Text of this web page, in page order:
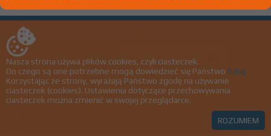
+22 350 00 06
LekSeek ® Polska © 2026
Polityka prywatności
Regulamin
Nasza strona używa plików cookies, czyli ciasteczek.
Do czego są one potrzebne mogą dowiedzieć się Państwo tutaj
Korzystając ze strony, wyrażają Państwo zgodę na używanie
ciasteczek (cookies). Ustawienia dotyczące przechowywania
ciasteczek można zmienić w swojej przeglądarce.
ROZUMIEM